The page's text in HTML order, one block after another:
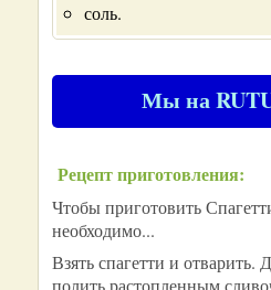
соль.
Мы на
Рецепт приготовления:
Чтобы приготовить
необходимо...
Взять спагетти и отварить.
полить растопленным